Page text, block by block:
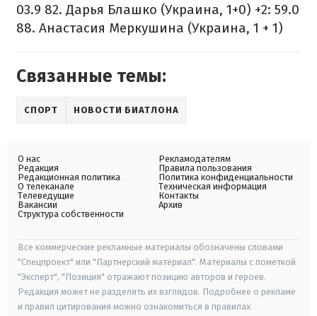
03.9 82. Дарья Блашко (Украина, 1+0) +2: 59.0
88. Анастасия Меркушина (Украина, 1 + 1)
Связанные темы:
СПОРТ НОВОСТИ БИАТЛОНА
О нас
Редакция
Редакционная политика
О телеканале
Телеведущие
Вакансии
Структура собственности
Рекламодателям
Правила пользования
Политика конфиденциальности
Техническая информация
Контакты
Архив
Все коммерческие рекламные материалы обозначены словами
"Спецпроект" или "Партнерский материал". Материалы с пометкой
"Эксперт", "Позиция" отражают позицию авторов и героев.
Редакция может не разделять их взглядов. Подробнее о рекламе
и правил цитирования можно ознакомиться в правилах